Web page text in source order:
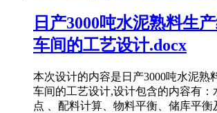
日产3000吨水泥熟料生
车间的工艺设计.docx
本次设计的内容是日产3000吨水泥熟
车间的工艺设计,设计包含的内容有：
点 、配料计算、物料平衡、储库平